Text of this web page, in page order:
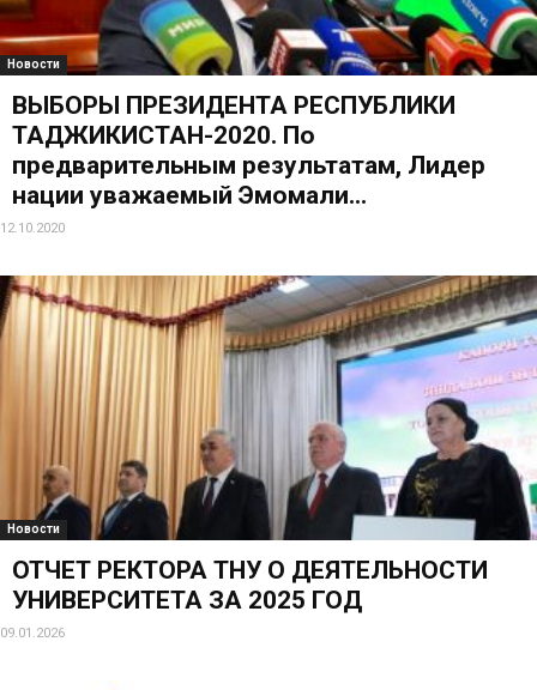
Новости
ВЫБОРЫ ПРЕЗИДЕНТА РЕСПУБЛИКИ
ТАДЖИКИСТАН-2020. По
предварительным результатам, Лидер
нации уважаемый Эмомали...
12.10.2020
Новости
ОТЧЕТ РЕКТОРА ТНУ О ДЕЯТЕЛЬНОСТИ
УНИВЕРСИТЕТА ЗА 2025 ГОД
09.01.2026